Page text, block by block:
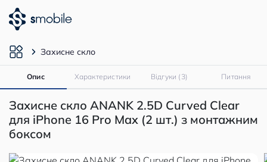
Захисне скло
Опис Характеристики Відгуки (3) Питання
Захисне скло ANANK 2.5D Curved Clear
для iPhone 16 Pro Max (2 шт.) з монтажним
боксом